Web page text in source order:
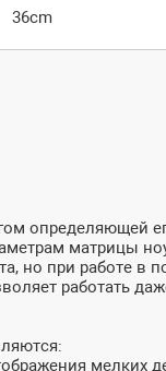
36cm
определяющей
матрицы
но при работе в
работать
мелких